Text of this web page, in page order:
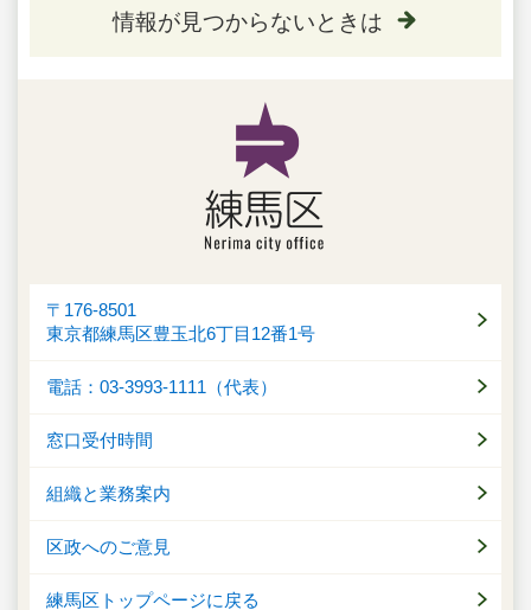
情報が見つからないときは
〒176-8501
東京都練馬区豊玉北6丁目12番1号
電話：03-3993-1111（代表）
窓口受付時間
組織と業務案内
区政へのご意見
練馬区トップページに戻る